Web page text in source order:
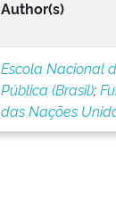
Author(s)
Escola Nacional
Pública (Brasil);
das Nações